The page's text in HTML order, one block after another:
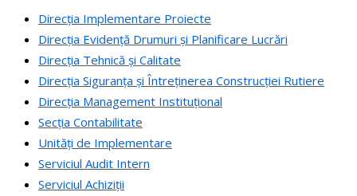
Direcția Implementare Proiecte
Direcția Evidență Drumuri și Planificare Lucrări
Direcția Tehnică și Calitate
Direcția Siguranța și Întreținerea Construcției Rutiere
Direcția Management Instituțional
Secția Contabilitate
Unități de Implementare
Serviciul Audit Intern
Serviciul Achiziții